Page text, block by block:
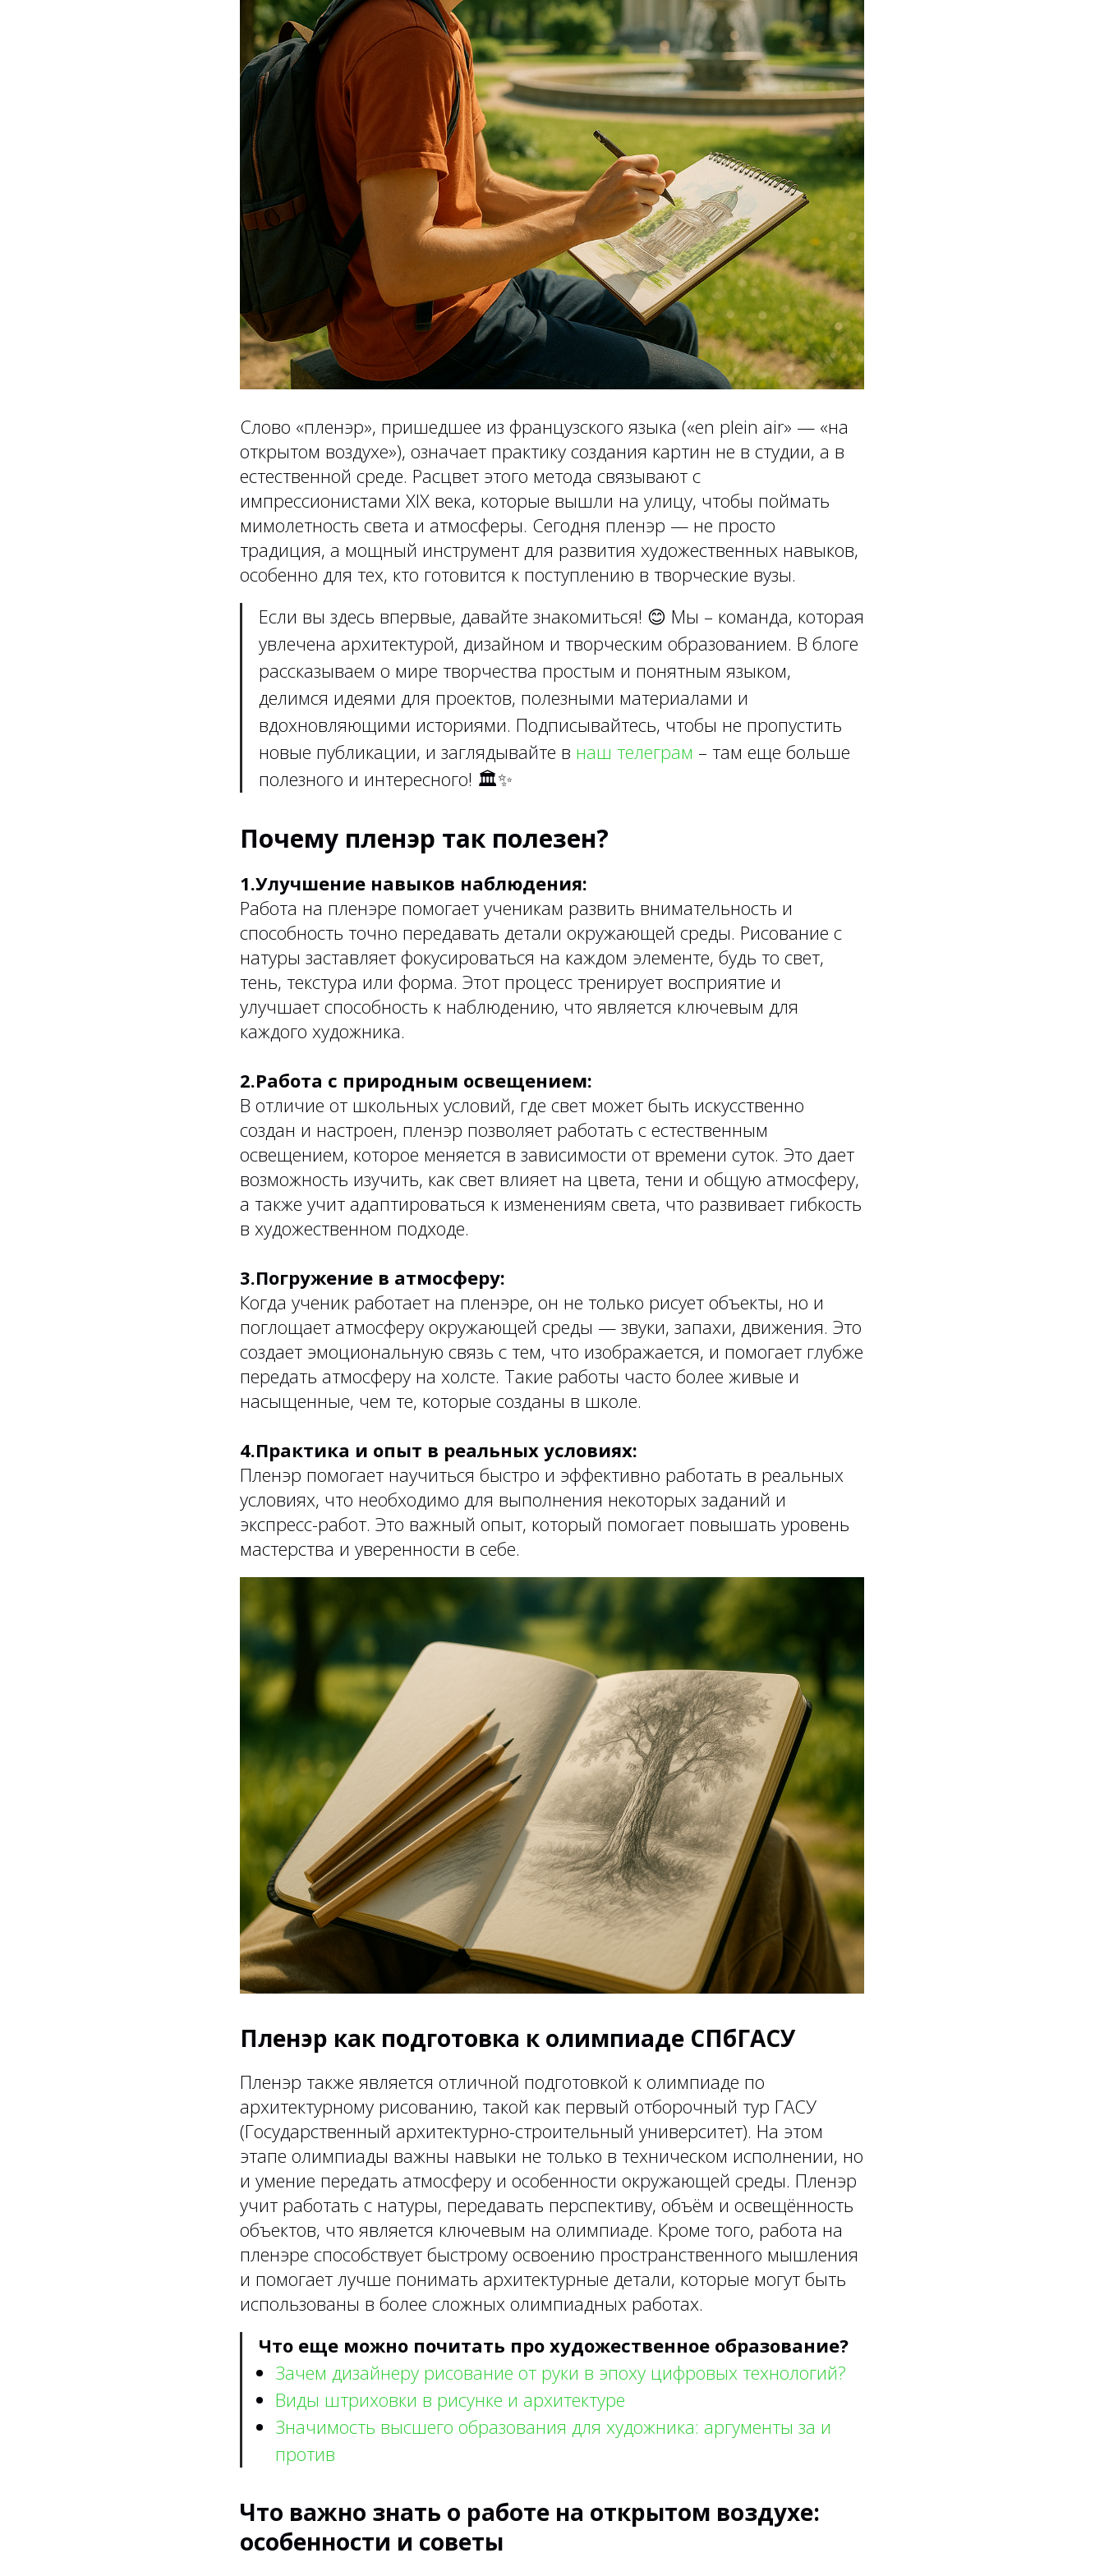
Слово «пленэр», пришедшее из французского языка («en plein air» — «на
открытом воздухе»), означает практику создания картин не в студии, а в
естественной среде. Расцвет этого метода связывают с
импрессионистами XIX века, которые вышли на улицу, чтобы поймать
мимолетность света и атмосферы. Сегодня пленэр — не просто
традиция, а мощный инструмент для развития художественных навыков,
особенно для тех, кто готовится к поступлению в творческие вузы.
Если вы здесь впервые, давайте знакомиться! 😊 Мы – команда, которая
увлечена архитектурой, дизайном и творческим образованием. В блоге
рассказываем о мире творчества простым и понятным языком,
делимся идеями для проектов, полезными материалами и
вдохновляющими историями. Подписывайтесь, чтобы не пропустить
новые публикации, и заглядывайте в наш телеграм – там еще больше
полезного и интересного! 🏛✨
Почему пленэр так полезен?
1.Улучшение навыков наблюдения:
Работа на пленэре помогает ученикам развить внимательность и
способность точно передавать детали окружающей среды. Рисование с
натуры заставляет фокусироваться на каждом элементе, будь то свет,
тень, текстура или форма. Этот процесс тренирует восприятие и
улучшает способность к наблюдению, что является ключевым для
каждого художника.
2.Работа с природным освещением:
В отличие от школьных условий, где свет может быть искусственно
создан и настроен, пленэр позволяет работать с естественным
освещением, которое меняется в зависимости от времени суток. Это дает
возможность изучить, как свет влияет на цвета, тени и общую атмосферу,
а также учит адаптироваться к изменениям света, что развивает гибкость
в художественном подходе.
3.Погружение в атмосферу:
Когда ученик работает на пленэре, он не только рисует объекты, но и
поглощает атмосферу окружающей среды — звуки, запахи, движения. Это
создает эмоциональную связь с тем, что изображается, и помогает глубже
передать атмосферу на холсте. Такие работы часто более живые и
насыщенные, чем те, которые созданы в школе.
4.Практика и опыт в реальных условиях:
Пленэр помогает научиться быстро и эффективно работать в реальных
условиях, что необходимо для выполнения некоторых заданий и
экспресс-работ. Это важный опыт, который помогает повышать уровень
мастерства и уверенности в себе.
Пленэр как подготовка к олимпиаде СПбГАСУ
Пленэр также является отличной подготовкой к олимпиаде по
архитектурному рисованию, такой как первый отборочный тур ГАСУ
(Государственный архитектурно-строительный университет). На этом
этапе олимпиады важны навыки не только в техническом исполнении, но
и умение передать атмосферу и особенности окружающей среды. Пленэр
учит работать с натуры, передавать перспективу, объём и освещённость
объектов, что является ключевым на олимпиаде. Кроме того, работа на
пленэре способствует быстрому освоению пространственного мышления
и помогает лучше понимать архитектурные детали, которые могут быть
использованы в более сложных олимпиадных работах.
Что еще можно почитать про художественное образование?
Зачем дизайнеру рисование от руки в эпоху цифровых технологий?
Виды штриховки в рисунке и архитектуре
Значимость высшего образования для художника: аргументы за и
против
Что важно знать о работе на открытом воздухе:
особенности и советы